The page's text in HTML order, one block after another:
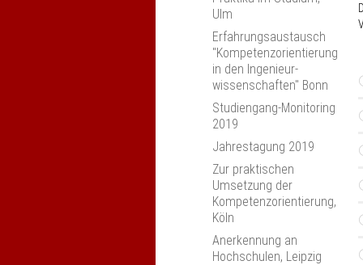
Ulm
Erfahrungsaustausch
"Kompetenzorientierung
in den Ingenieur­
wissenschaften" Bonn
Studiengang-Monitoring
2019
Jahrestagung 2019
Zur praktischen
Umsetzung der
Kompetenzorientierung,
Köln
Anerkennung an
Hochschulen, Leipzig